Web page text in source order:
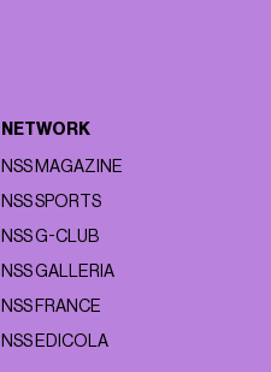
NETWORK
NSS MAGAZINE
NSS SPORTS
NSS G-CLUB
NSS GALLERIA
NSS FRANCE
NSS EDICOLA